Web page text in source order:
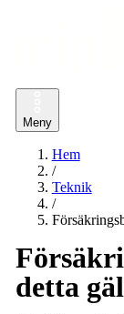
Meny
Hem
/
Teknik
/
detta